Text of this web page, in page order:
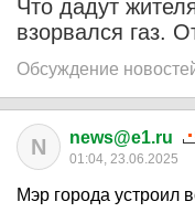
Что дадут
взорвался газ.
Обсуждение
N news@e1.ru
01:04, 23.06.2025
Мэр города устроил